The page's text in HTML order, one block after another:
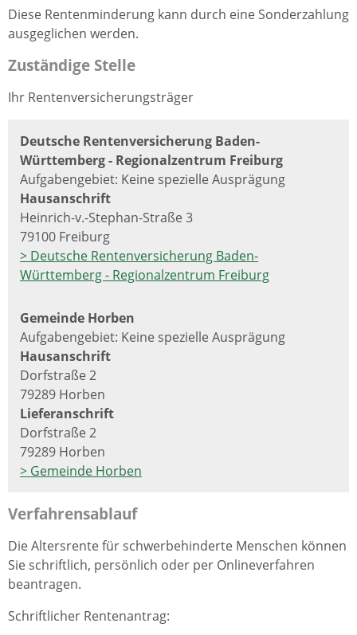
Diese Rentenminderung kann durch eine Sonderzahlung
ausgeglichen werden.
Zuständige Stelle
Ihr Rentenversicherungsträger
Deutsche Rentenversicherung Baden-
Württemberg - Regionalzentrum Freiburg
Aufgabengebiet: Keine spezielle Ausprägung
Hausanschrift
Heinrich-v.-Stephan-Straße 3
79100 Freiburg
> Deutsche Rentenversicherung Baden-
Württemberg - Regionalzentrum Freiburg
Gemeinde Horben
Aufgabengebiet: Keine spezielle Ausprägung
Hausanschrift
Dorfstraße 2
79289 Horben
Lieferanschrift
Dorfstraße 2
79289 Horben
> Gemeinde Horben
Verfahrensablauf
Die Altersrente für schwerbehinderte Menschen können
Sie schriftlich, persönlich oder per Onlineverfahren
beantragen.
Schriftlicher Rentenantrag: